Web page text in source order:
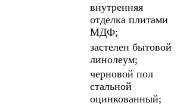
внутренняя
отделка плитами
МДФ;
застелен бытовой
линолеум;
черновой пол
стальной
оцинкованный;